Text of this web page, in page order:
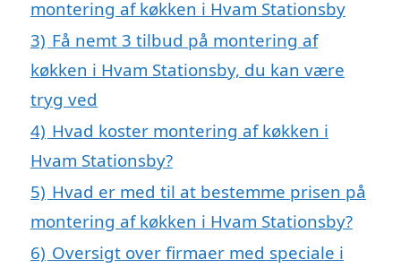
montering af køkken i Hvam Stationsby
3) Få nemt 3 tilbud på montering af
køkken i Hvam Stationsby, du kan være
tryg ved
4) Hvad koster montering af køkken i
Hvam Stationsby?
5) Hvad er med til at bestemme prisen på
montering af køkken i Hvam Stationsby?
6) Oversigt over firmaer med speciale i